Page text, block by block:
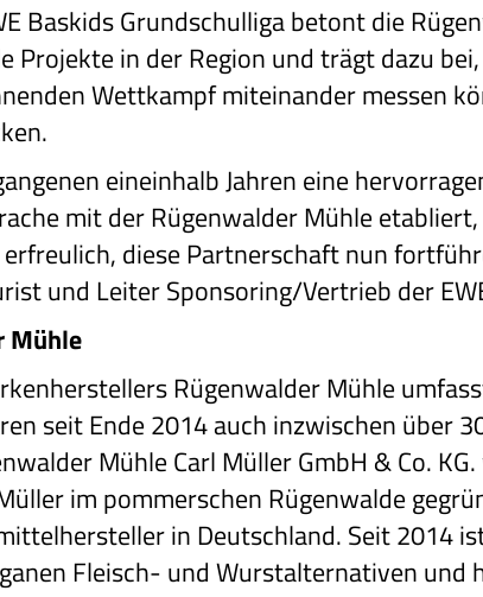
Baskids Grundschulliga betont die
Projekte in der Region und trägt dazu
Wettkampf miteinander messen
eineinhalb Jahren eine
mit der Rügenwalder Mühle
diese Partnerschaft nun
und Leiter Sponsoring/Vertrieb der
Mühle
Rügenwalder Mühle
seit Ende 2014 auch inzwischen über
Mühle Carl Müller GmbH & Co.
im pommerschen Rügenwalde
in Deutschland. Seit 2014
Fleisch- und Wurstalternativen und